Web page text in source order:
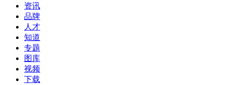
资讯
品牌
人才
知道
专题
图库
视频
下载